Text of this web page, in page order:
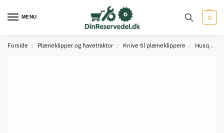
MENU 0
Forside / Plæneklipper og havetraktor / Knive til plæneklippere / Husqvarna knive